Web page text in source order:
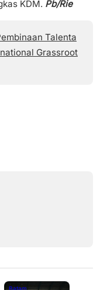
KDM. Pb/Rie
Talenta
Grassroot
Batam